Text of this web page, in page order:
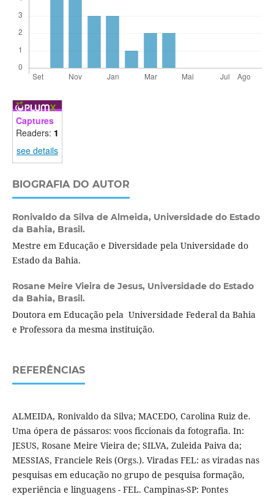
Captures
Readers: 1
see details
BIOGRAFIA DO AUTOR
Ronivaldo da Silva de Almeida, Universidade do Estado
da Bahia, Brasil.
Mestre em Educação e Diversidade pela Universidade do
Estado da Bahia.
Rosane Meire Vieira de Jesus, Universidade do Estado
da Bahia, Brasil.
Doutora em Educação pela Universidade Federal da Bahia
e Professora da mesma instituição.
REFERÊNCIAS
ALMEIDA, Ronivaldo da Silva; MACEDO, Carolina Ruiz de.
Uma ópera de pássaros: voos ficcionais da fotografia. In:
JESUS, Rosane Meire Vieira de; SILVA, Zuleida Paiva da;
MESSIAS, Franciele Reis (Orgs.). Viradas FEL: as viradas nas
pesquisas em educação no grupo de pesquisa formação,
experiência e linguagens - FEL. Campinas-SP: Pontes